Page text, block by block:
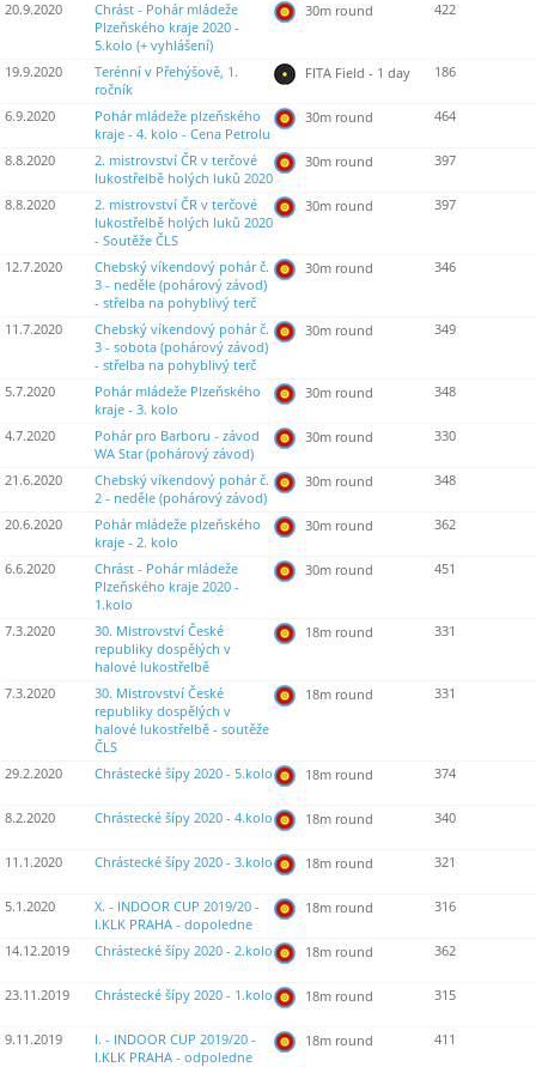
20.9.2020
Chrást - Pohár mládeže
Plzeňského kraje 2020 -
5.kolo (+ vyhlášení)
30m round 422
19.9.2020
Terénní v Přehýšově, 1.
ročník
FITA Field - 1 day 186
6.9.2020
Pohár mládeže plzeňského
kraje - 4. kolo - Cena Petrolu
30m round 464
8.8.2020
2. mistrovství ČR v terčové
lukostřelbě holých luků 2020
30m round 397
8.8.2020
2. mistrovství ČR v terčové
lukostřelbě holých luků 2020
- Soutěže ČLS
30m round 397
12.7.2020
Chebský víkendový pohár č.
3 - neděle (pohárový závod)
- střelba na pohyblivý terč
30m round 346
11.7.2020
Chebský víkendový pohár č.
3 - sobota (pohárový závod)
- střelba na pohyblivý terč
30m round 349
5.7.2020
Pohár mládeže Plzeňského
kraje - 3. kolo
30m round 348
4.7.2020
Pohár pro Barboru - závod
WA Star (pohárový závod)
30m round 330
21.6.2020
Chebský víkendový pohár č.
2 - neděle (pohárový závod)
30m round 348
20.6.2020
Pohár mládeže plzeňského
kraje - 2. kolo
30m round 362
6.6.2020
Chrást - Pohár mládeže
Plzeňského kraje 2020 -
1.kolo
30m round 451
7.3.2020
30. Mistrovství České
republiky dospělých v
halové lukostřelbě
18m round 331
7.3.2020
30. Mistrovství České
republiky dospělých v
halové lukostřelbě - soutěže
ČLS
18m round 331
29.2.2020 Chrástecké šípy 2020 - 5.kolo 18m round 374
8.2.2020 Chrástecké šípy 2020 - 4.kolo 18m round 340
11.1.2020 Chrástecké šípy 2020 - 3.kolo 18m round 321
5.1.2020
X. - INDOOR CUP 2019/20 -
I.KLK PRAHA - dopoledne
18m round 316
14.12.2019 Chrástecké šípy 2020 - 2.kolo 18m round 362
23.11.2019 Chrástecké šípy 2020 - 1.kolo 18m round 315
9.11.2019
I. - INDOOR CUP 2019/20 -
I.KLK PRAHA - odpoledne
18m round 411